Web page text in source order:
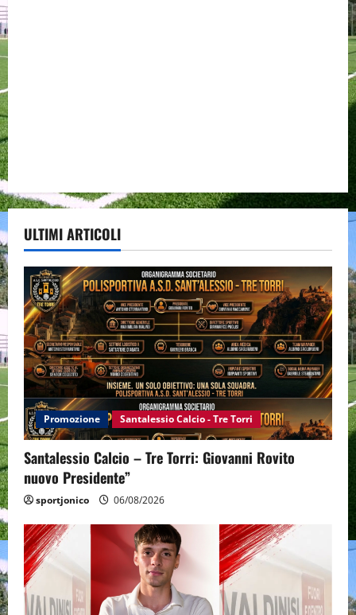
ULTIMI ARTICOLI
Promozione Santalessio Calcio - Tre Torri
Santalessio Calcio – Tre Torri: Giovanni Rovito
nuovo Presidente”
sportjonico 06/08/2026